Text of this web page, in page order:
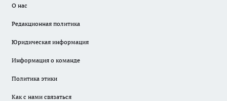
О нас
Редакционная политика
Юридическая информация
Информация о команде
Политика этики
Как с нами связаться